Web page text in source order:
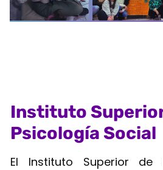
Instituto
Psicología Social
El Instituto Superior de